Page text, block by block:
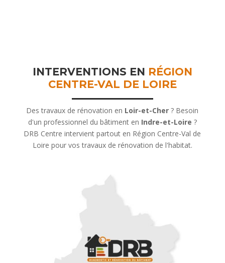
INTERVENTIONS EN RÉGION
CENTRE-VAL DE LOIRE
Des travaux de rénovation en Loir-et-Cher ? Besoin
d'un professionnel du bâtiment en Indre-et-Loire ?
DRB Centre intervient partout en Région Centre-Val de
Loire pour vos travaux de rénovation de l'habitat.